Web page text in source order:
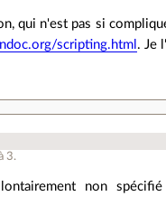
qui n'est pas si
scripting.html . Je
3.
non